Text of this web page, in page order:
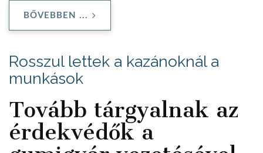
BŐVEBBEN ...
Rosszul lettek a kazánoknál a
munkások
Tovább tárgyalnak az
érdekvédők a